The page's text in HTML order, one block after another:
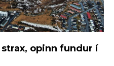
opinn fundur í